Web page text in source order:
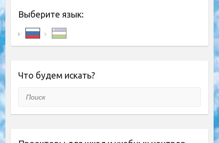
Выберите язык:
Что будем искать?
Поиск